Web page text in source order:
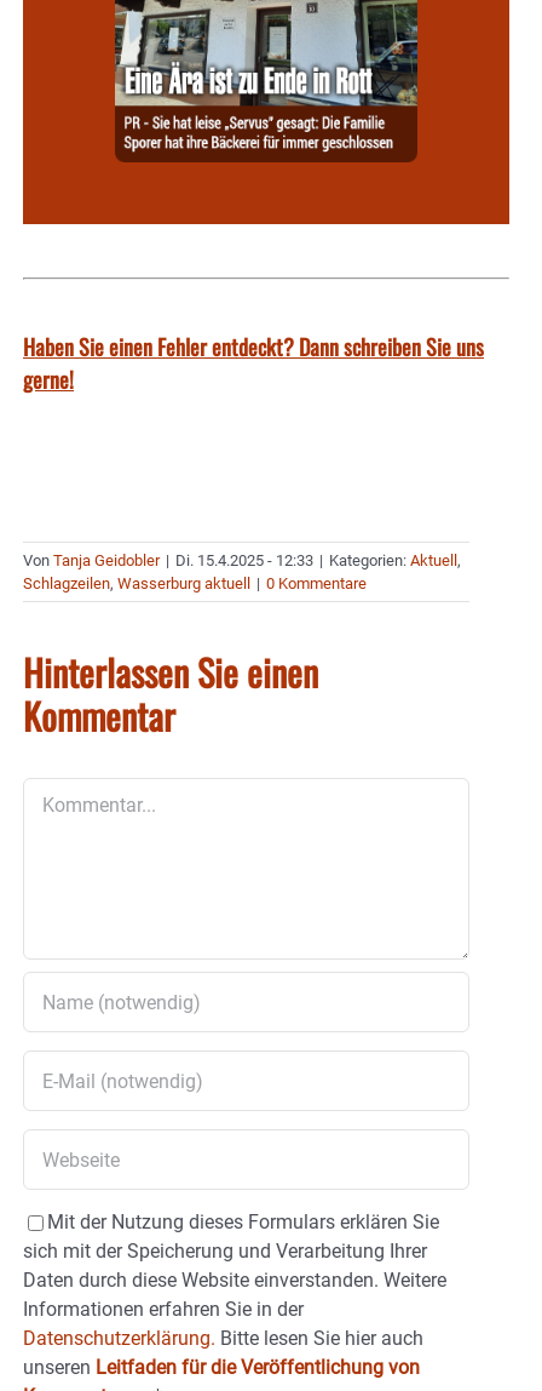
Haben Sie einen Fehler entdeckt? Dann schreiben Sie uns
gerne!
Von Tanja Geidobler | Di. 15.4.2025 - 12:33 | Kategorien: Aktuell ,
Schlagzeilen, Wasserburg aktuell | 0 Kommentare
Hinterlassen Sie einen
Kommentar
Mit der Nutzung dieses Formulars erklären Sie
sich mit der Speicherung und Verarbeitung Ihrer
Daten durch diese Website einverstanden. Weitere
Informationen erfahren Sie in der
Datenschutzerklärung. Bitte lesen Sie hier auch
unseren Leitfaden für die Veröffentlichung von